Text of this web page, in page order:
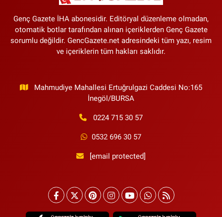
Genç Gazete İHA abonesidir. Editöryal düzenleme olmadan,
otomatik botlar tarafından alınan içeriklerden Genç Gazete
sorumlu değildir. GencGazete.net adresindeki tüm yazı, resim
ve içeriklerin tüm hakları saklıdır.
Mahmudiye Mahallesi Ertuğrulgazi Caddesi No:165
İnegöl/BURSA
0224 715 30 57
0532 696 30 57
[email protected]